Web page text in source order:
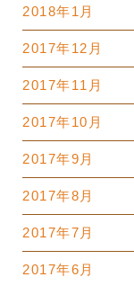
2018年1月
2017年12月
2017年11月
2017年10月
2017年9月
2017年8月
2017年7月
2017年6月